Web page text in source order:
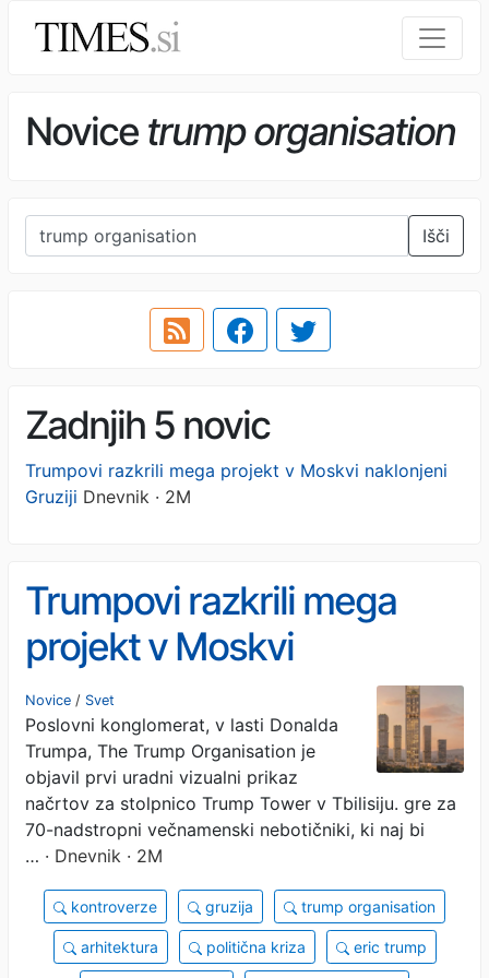
Novice trump organisation
Išči
Zadnjih 5 novic
Trumpovi razkrili mega projekt v Moskvi naklonjeni
Gruziji Dnevnik · 2M
Trumpovi razkrili mega
projekt v Moskvi
naklonjeni Gruziji
Novice / Svet
Poslovni konglomerat, v lasti Donalda
Trumpa, The Trump Organisation je
objavil prvi uradni vizualni prikaz
načrtov za stolpnico Trump Tower v Tbilisiju. gre za
70-nadstropni večnamenski nebotičniki, ki naj bi
… · Dnevnik · 2M
kontroverze gruzija trump organisation
arhitektura politična kriza eric trump